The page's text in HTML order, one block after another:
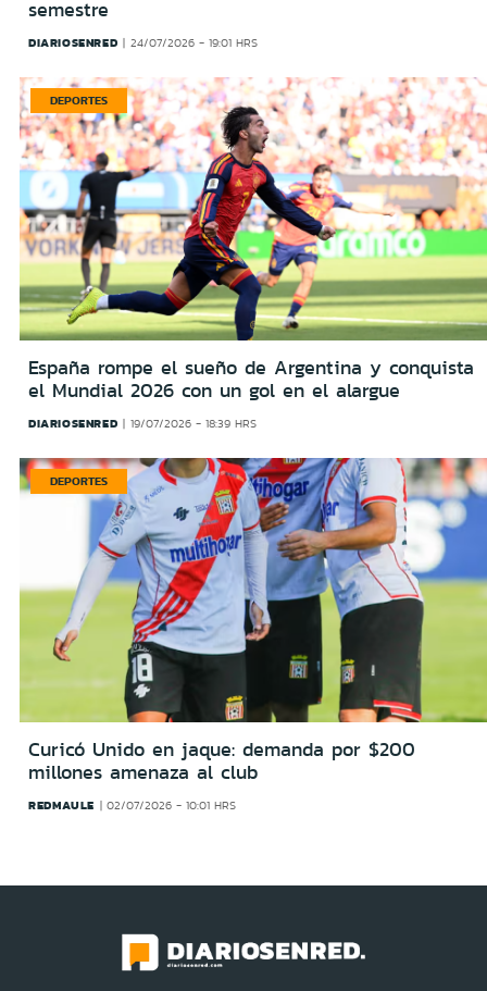
semestre
DIARIOSENRED 24/07/2026 - 19:01 HRS
DEPORTES
España rompe el sueño de Argentina y conquista
el Mundial 2026 con un gol en el alargue
DIARIOSENRED 19/07/2026 - 18:39 HRS
DEPORTES
Curicó Unido en jaque: demanda por $200
millones amenaza al club
REDMAULE 02/07/2026 - 10:01 HRS